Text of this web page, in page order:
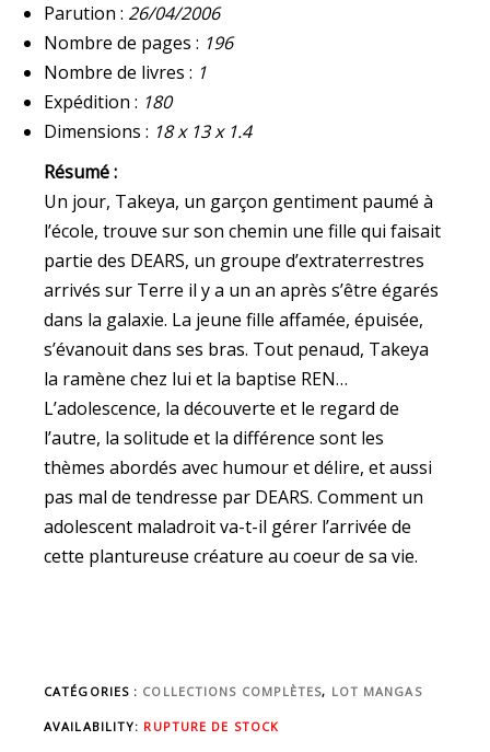
Parution : 26/04/2006
Nombre de pages : 196
Nombre de livres : 1
Expédition : 180
Dimensions : 18 x 13 x 1.4
Résumé :
Un jour, Takeya, un garçon gentiment paumé à
l’école, trouve sur son chemin une fille qui faisait
partie des DEARS, un groupe d’extraterrestres
arrivés sur Terre il y a un an après s’être égarés
dans la galaxie. La jeune fille affamée, épuisée,
s’évanouit dans ses bras. Tout penaud, Takeya
la ramène chez lui et la baptise REN…
L’adolescence, la découverte et le regard de
l’autre, la solitude et la différence sont les
thèmes abordés avec humour et délire, et aussi
pas mal de tendresse par DEARS. Comment un
adolescent maladroit va-t-il gérer l’arrivée de
cette plantureuse créature au coeur de sa vie.
CATÉGORIES : COLLECTIONS COMPLÈTES, LOT MANGAS
AVAILABILITY: RUPTURE DE STOCK